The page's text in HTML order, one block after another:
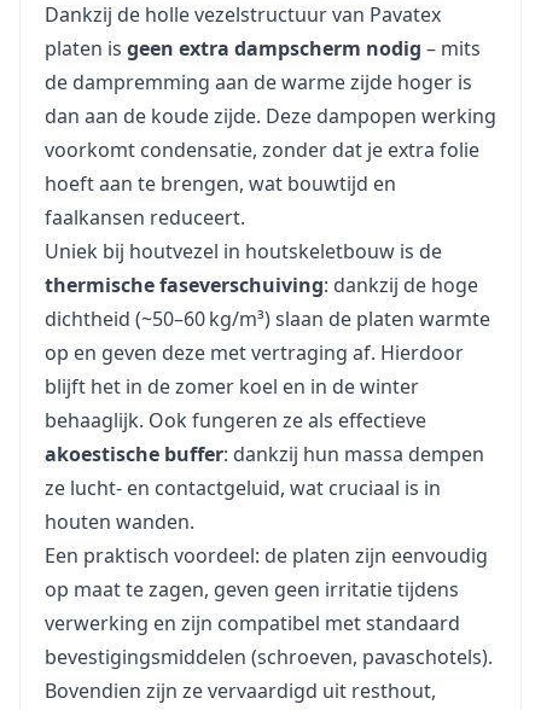
Dankzij de holle vezelstructuur van Pavatex
platen is geen extra dampscherm nodig – mits
de dampremming aan de warme zijde hoger is
dan aan de koude zijde. Deze dampopen werking
voorkomt condensatie, zonder dat je extra folie
hoeft aan te brengen, wat bouwtijd en
faalkansen reduceert.
Uniek bij houtvezel in houtskeletbouw is de
thermische faseverschuiving: dankzij de hoge
dichtheid (~50–60 kg/m³) slaan de platen warmte
op en geven deze met vertraging af. Hierdoor
blijft het in de zomer koel en in de winter
behaaglijk. Ook fungeren ze als effectieve
akoestische buffer: dankzij hun massa dempen
ze lucht- en contactgeluid, wat cruciaal is in
houten wanden.
Een praktisch voordeel: de platen zijn eenvoudig
op maat te zagen, geven geen irritatie tijdens
verwerking en zijn compatibel met standaard
bevestigingsmiddelen (schroeven, pavaschotels).
Bovendien zijn ze vervaardigd uit resthout,